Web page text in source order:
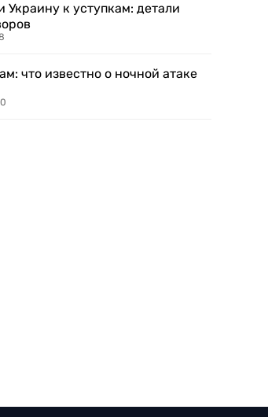
к уступкам: детали
что известно о ночной атаке